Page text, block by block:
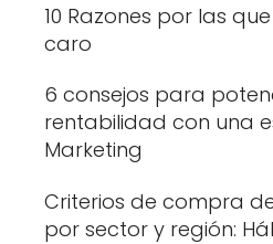
10 Razones por las
caro
6 consejos para
rentabilidad con una
Marketing
Criterios de compra
por sector y región: